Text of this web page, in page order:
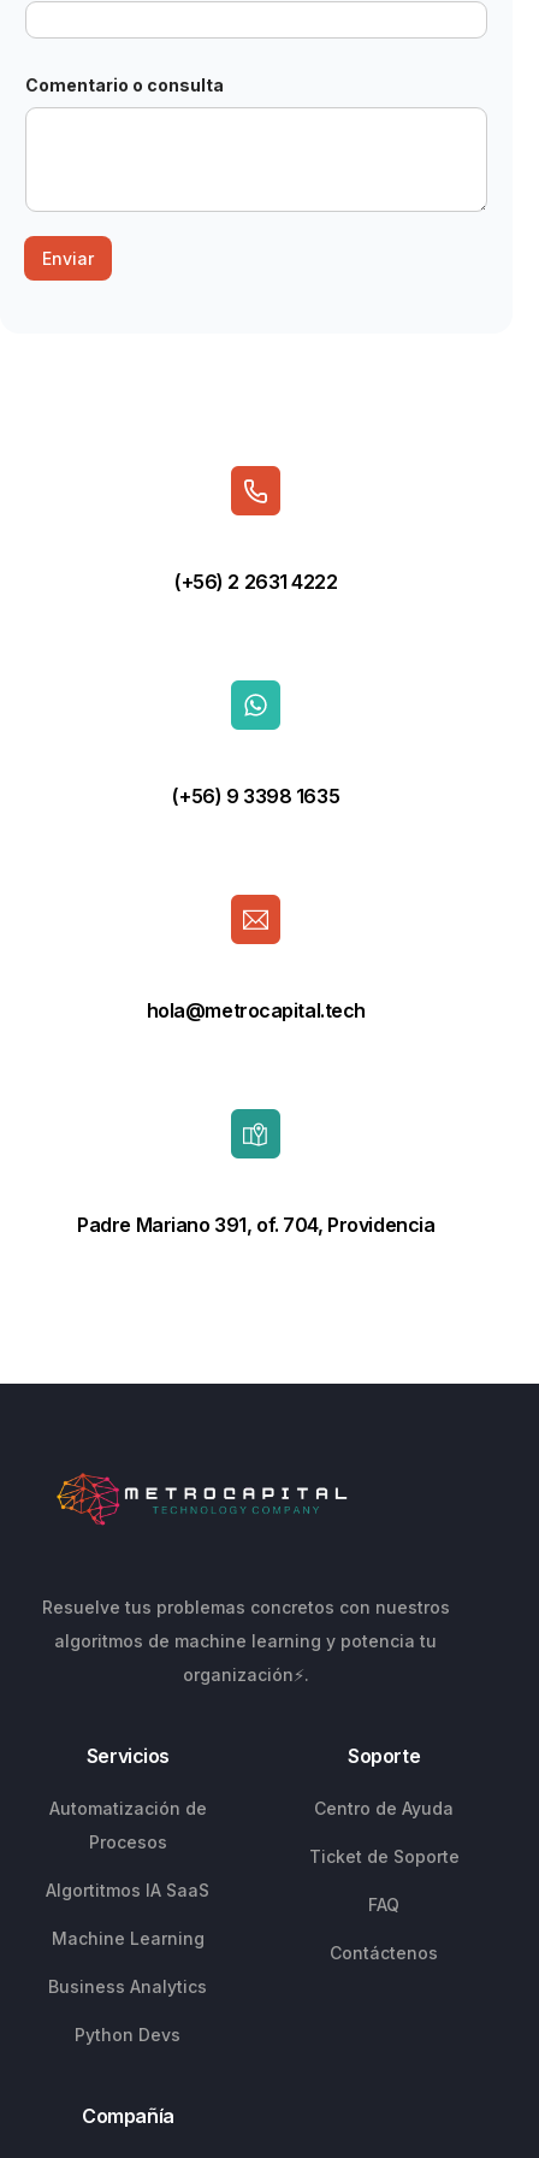
m
e
t
a
r
Comentario o consulta
Enviar
(+56) 2 2631 4222
(+56) 9 3398 1635
hola@metrocapital.tech
Padre Mariano 391, of. 704, Providencia
Resuelve tus problemas concretos con nuestros
algoritmos de machine learning y potencia tu
organización⚡.
Servicios
Automatización de
Procesos
Algortitmos IA SaaS
Machine Learning
Business Analytics
Python Devs
Soporte
Centro de Ayuda
Ticket de Soporte
FAQ
Contáctenos
Compañía